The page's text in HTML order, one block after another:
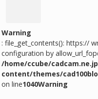
Warning
: file_get_contents(): https://
configuration by
/home/ccube/
content/themes/
on line1040Warning